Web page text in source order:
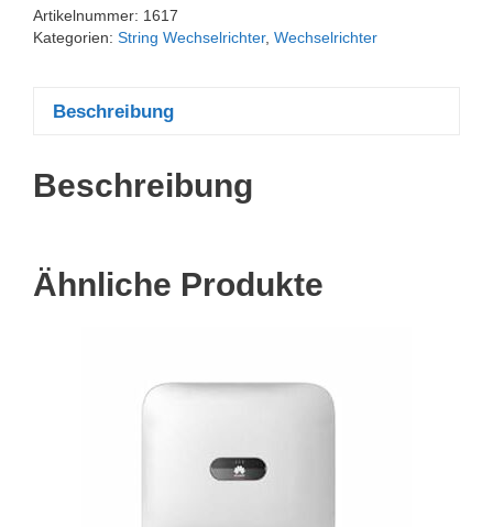
Artikelnummer: 1617
Kategorien: String Wechselrichter, Wechselrichter
Beschreibung
Beschreibung
Ähnliche Produkte